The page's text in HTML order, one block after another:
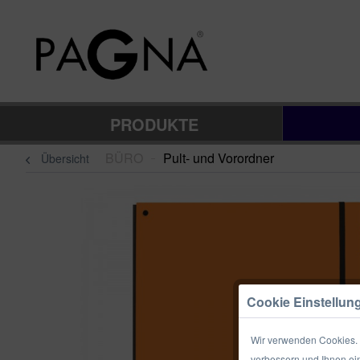
PRODUKTE
Übersicht Pult- und Vorordner
Cookie
Wir verwenden